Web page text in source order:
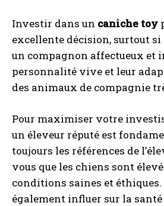
Investir dans un caniche toy
excellente décision, surtout si
un compagnon affectueux et
personnalité vive et leur
des animaux de compagnie
Pour maximiser votre
un éleveur réputé est
toujours les références de
vous que les chiens sont
conditions saines et éthiques.
également influer sur la